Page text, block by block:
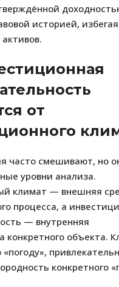
историей, избегая
от
часто смешивают, но
уровни анализа.
климат — внешняя
процесса, а
— внутренняя
конкретного объекта.
конкретного